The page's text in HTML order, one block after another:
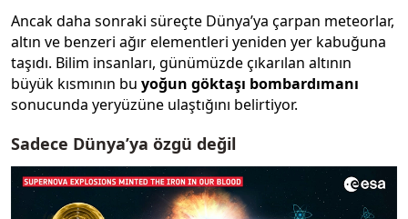
Ancak daha sonraki süreçte Dünya’ya çarpan meteorlar,
altın ve benzeri ağır elementleri yeniden yer kabuğuna
taşıdı. Bilim insanları, günümüzde çıkarılan altının
büyük kısmının bu yoğun göktaşı bombardımanı
sonucunda yeryüzüne ulaştığını belirtiyor.
Sadece Dünya’ya özgü değil